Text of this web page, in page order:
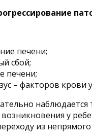
печени;
сбой;
печени;
– факторов
у
из